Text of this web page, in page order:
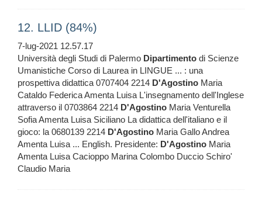
12. LLID (84%)
7-lug-2021 12.57.17
Università degli Studi di Palermo Dipartimento di Scienze
Umanistiche Corso di Laurea in LINGUE ... : una
prospettiva didattica 0707404 2214 D'Agostino Maria
Cataldo Federica Amenta Luisa L'insegnamento dell'Inglese
attraverso il 0703864 2214 D'Agostino Maria Venturella
Sofia Amenta Luisa Siciliano La didattica dell'italiano e il
gioco: la 0680139 2214 D'Agostino Maria Gallo Andrea
Amenta Luisa ... English. Presidente: D'Agostino Maria
Amenta Luisa Cacioppo Marina Colombo Duccio Schiro'
Claudio Maria